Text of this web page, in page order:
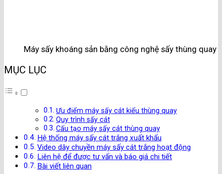
Máy sấy khoáng sản bằng công nghệ sấy thùng quay
MỤC LỤC
Ưu điểm máy sấy cát kiểu thùng quay
Quy trình sấy cát
Cấu tạo máy sấy cát thùng quay
Hệ thống máy sấy cát trắng xuất khẩu
Video dây chuyền máy sấy cát trắng hoạt động
Liên hệ để được tư vấn và báo giá chi tiết
Bài viết liên quan